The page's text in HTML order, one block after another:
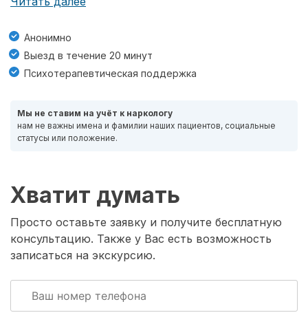
Анонимно
Выезд в течение 20 минут
Психотерапевтическая поддержка
Мы не ставим на учёт к наркологу
нам не важны имена и фамилии наших пациентов, социальные
статусы или положение.
Хватит думать
Просто оставьте заявку и получите бесплатную
консультацию. Также у Вас есть возможность
записаться на экскурсию.